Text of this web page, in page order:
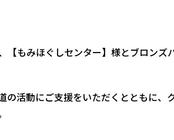
【もみほぐしセンター】様とブロン
の活動にご支援をいただくとともに